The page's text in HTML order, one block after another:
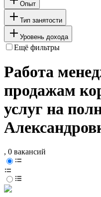
Опыт
Тип занятости
Уровень дохода
Ещё фильтры
Работа
продажам
услуг на
, 0 вакансий